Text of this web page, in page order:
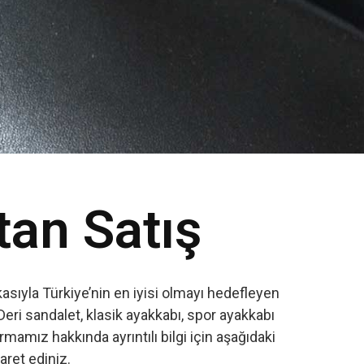
Satış
Türkiye’nin en iyisi olmayı hedefleyen
sandalet, klasik ayakkabı, spor ayakkabı
hakkında ayrıntılı bilgi için aşağıdaki
ediniz.